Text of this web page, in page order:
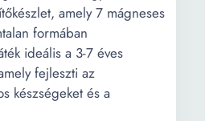
amely 7 mágneses
formában
ideális a 3-7 éves
fejleszti az
készségeket és a